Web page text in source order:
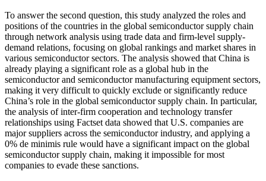
To answer the second question, this study analyzed the roles and
positions of the countries in the global semiconductor supply chain
through network analysis using trade data and firm-level supply-
demand relations, focusing on global rankings and market shares in
various semiconductor sectors. The analysis showed that China is
already playing a significant role as a global hub in the
semiconductor and semiconductor manufacturing equipment sectors,
making it very difficult to quickly exclude or significantly reduce
China’s role in the global semiconductor supply chain. In particular,
the analysis of inter-firm cooperation and technology transfer
relationships using Factset data showed that U.S. companies are
major suppliers across the semiconductor industry, and applying a
0% de minimis rule would have a significant impact on the global
semiconductor supply chain, making it impossible for most
companies to evade these sanctions.